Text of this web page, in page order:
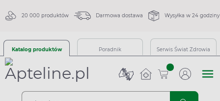
20 000 produktów Darmowa dostawa Wysyłka w 24 godziny
Katalog produktów Poradnik Serwis Świat Zdrowia
sztuk